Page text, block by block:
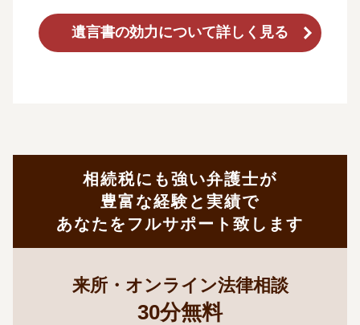
遺言書の効力について詳しく見る
相続税にも強い弁護士が
豊富な経験と実績で
あなたをフルサポート致します
来所・オンライン法律相談
30分無料